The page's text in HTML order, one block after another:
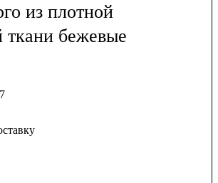
из плотной
ткани бежевые